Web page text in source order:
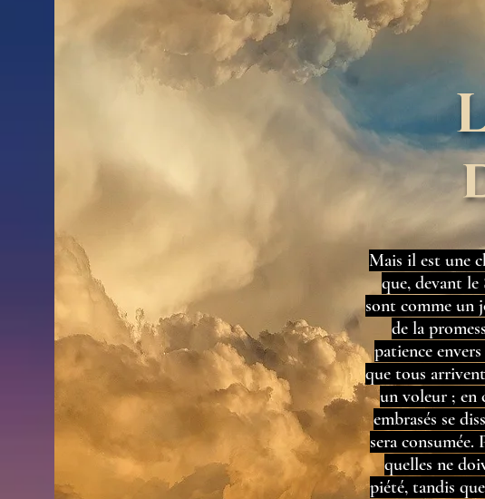
Mais il est une
que, devant
sont comme un
de la
patience
que tous
un voleur ; en
embrasés se
sera consumée.
quelles ne
piété, tandis